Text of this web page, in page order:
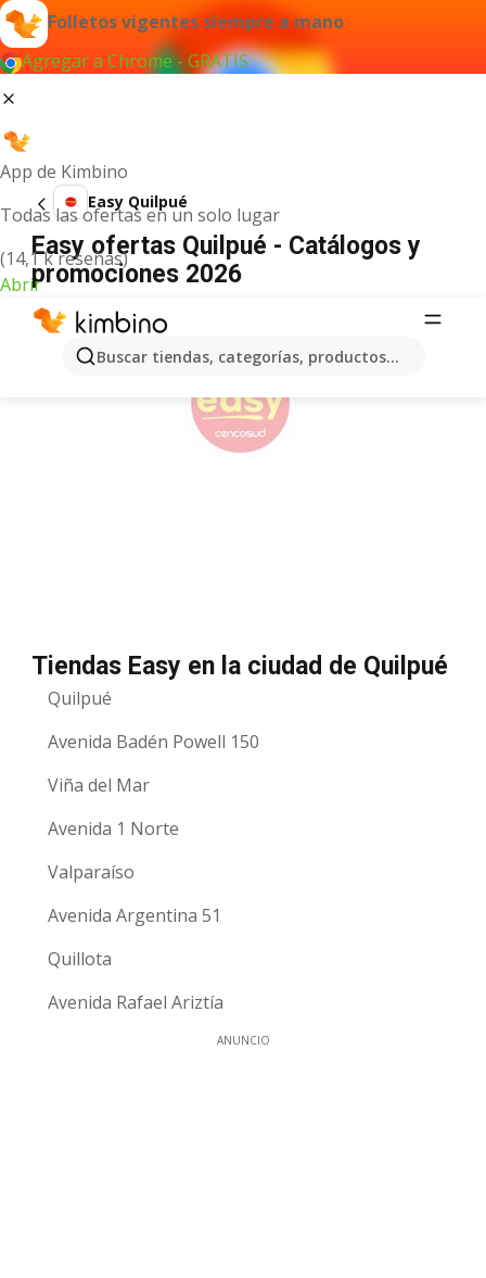
Folletos vigentes siempre a mano
Agregar a Chrome - GRATIS
App de Kimbino
Todas las ofertas en un solo lugar
(14,1 k reseñas)
Abrir
Buscar tiendas, categorías, productos...
Easy Quilpué
Easy ofertas Quilpué - Catálogos y
promociones 2026
Tiendas Easy en la ciudad de Quilpué
Quilpué
Avenida Badén Powell 150
Viña del Mar
Avenida 1 Norte
Valparaíso
Avenida Argentina 51
Quillota
Avenida Rafael Ariztía
ANUNCIO